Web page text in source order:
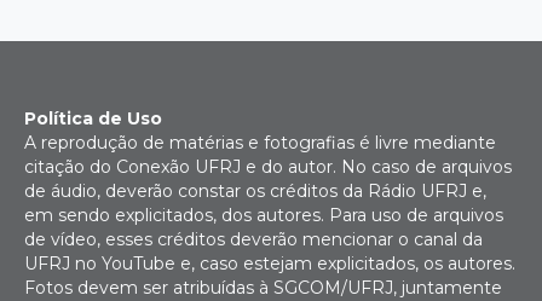
Política de Uso
A reprodução de matérias e fotografias é livre mediante
citação do Conexão UFRJ e do autor. No caso de arquivos
de áudio, deverão constar os créditos da Rádio UFRJ e,
em sendo explicitados, dos autores. Para uso de arquivos
de vídeo, esses créditos deverão mencionar o canal da
UFRJ no YouTube e, caso estejam explicitados, os autores.
Fotos devem ser atribuídas à SGCOM/UFRJ, juntamente